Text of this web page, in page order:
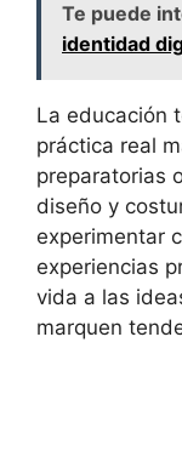
Te puede
identidad
La educación
práctica real
preparatorias
diseño y
experimentar
experiencias
vida a las
marquen